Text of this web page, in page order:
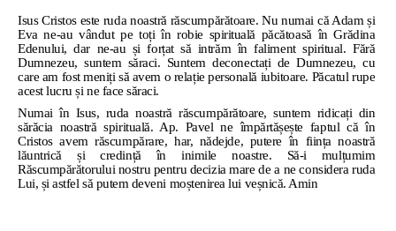
Isus Cristos este ruda noastră răscumpărătoare. Nu numai că Adam și
Eva ne-au vândut pe toți în robie spirituală păcătoasă în Grădina
Edenului, dar ne-au și forțat să intrăm în faliment spiritual. Fără
Dumnezeu, suntem săraci. Suntem deconectați de Dumnezeu, cu
care am fost meniți să avem o relație personală iubitoare. Păcatul rupe
acest lucru și ne face săraci.
Numai în Isus, ruda noastră răscumpărătoare, suntem ridicați din
sărăcia noastră spirituală. Ap. Pavel ne împărtășește faptul că în
Cristos avem răscumpărare, har, nădejde, putere în ființa noastră
lăuntrică și credință în inimile noastre. Să-i mulțumim
Răscumpărătorului nostru pentru decizia mare de a ne considera ruda
Lui, și astfel să putem deveni moștenirea lui veșnică. Amin